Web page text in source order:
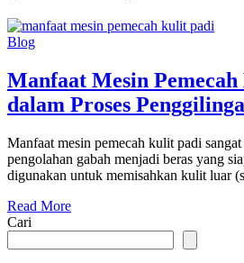
Blog
Manfaat Mesin
dalam Proses
Manfaat mesin pemecah kulit padi sangat
pengolahan gabah menjadi beras yang
digunakan untuk memisahkan kulit luar
Read More
Cari